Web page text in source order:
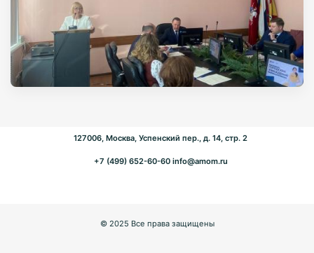
127006, Москва, Успенский пер., д. 14, стр. 2
+7 (499) 652-60-60 info@amom.ru
© 2025 Все права защищены